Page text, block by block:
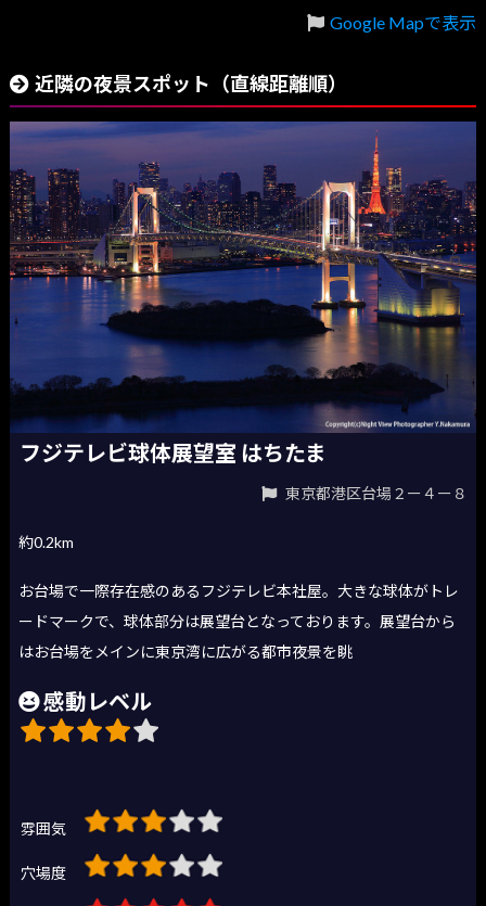
Google Mapで表示
近隣の夜景スポット（直線距離順）
フジテレビ球体展望室 はちたま
東京都港区台場２ー４ー８
約0.2km
お台場で一際存在感のあるフジテレビ本社屋。大きな球体がトレ
ードマークで、球体部分は展望台となっております。展望台から
はお台場をメインに東京湾に広がる都市夜景を眺
感動レベル
雰囲気
穴場度